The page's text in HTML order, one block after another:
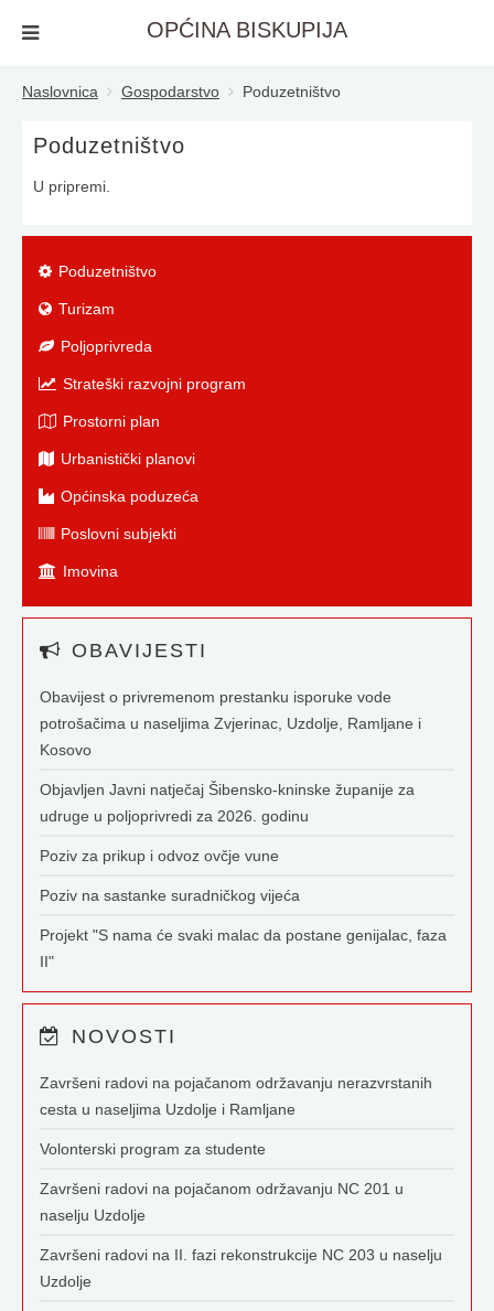
OPĆINA BISKUPIJA
Naslovnica Gospodarstvo Poduzetništvo
Poduzetništvo
U pripremi.
Poduzetništvo
Turizam
Poljoprivreda
Strateški razvojni program
Prostorni plan
Urbanistički planovi
Općinska poduzeća
Poslovni subjekti
Imovina
OBAVIJESTI
Obavijest o privremenom prestanku isporuke vode
potrošačima u naseljima Zvjerinac, Uzdolje, Ramljane i
Kosovo
Objavljen Javni natječaj Šibensko-kninske županije za
udruge u poljoprivredi za 2026. godinu
Poziv za prikup i odvoz ovčje vune
Poziv na sastanke suradničkog vijeća
Projekt "S nama će svaki malac da postane genijalac, faza
II"
NOVOSTI
Završeni radovi na pojačanom održavanju nerazvrstanih
cesta u naseljima Uzdolje i Ramljane
Volonterski program za studente
Završeni radovi na pojačanom održavanju NC 201 u
naselju Uzdolje
Završeni radovi na II. fazi rekonstrukcije NC 203 u naselju
Uzdolje